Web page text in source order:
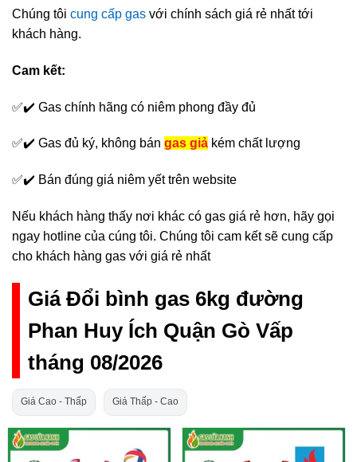
Chúng tôi cung cấp gas với chính sách giá rẻ nhất tới
khách hàng.
Cam kết:
✅✔️ Gas chính hãng có niêm phong đầy đủ
✅✔️ Gas đủ ký, không bán gas giả kém chất lượng
✅✔️ Bán đúng giá niêm yết trên website
Nếu khách hàng thấy nơi khác có gas giá rẻ hơn, hãy gọi
ngay hotline của cúng tôi. Chúng tôi cam kết sẽ cung cấp
cho khách hàng gas với giá rẻ nhất
Giá Đổi bình gas 6kg đường
Phan Huy Ích Quận Gò Vấp
tháng 08/2026
Giá Cao - Thấp Giá Thấp - Cao